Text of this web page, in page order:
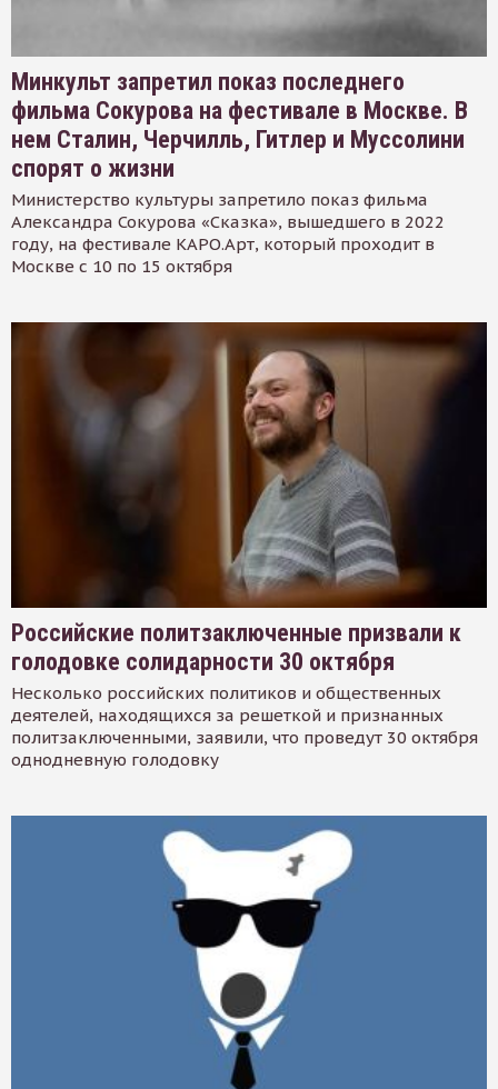
Минкульт запретил показ последнего
фильма Сокурова на фестивале в Москве. В
нем Сталин, Черчилль, Гитлер и Муссолини
спорят о жизни
Министерство культуры запретило показ фильма
Александра Сокурова «Сказка», вышедшего в 2022
году, на фестивале КАРО.Арт, который проходит в
Москве с 10 по 15 октября
Российские политзаключенные призвали к
голодовке солидарности 30 октября
Несколько российских политиков и общественных
деятелей, находящихся за решеткой и признанных
политзаключенными, заявили, что проведут 30 октября
однодневную голодовку